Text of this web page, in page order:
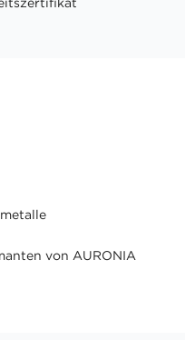
von AURONIA